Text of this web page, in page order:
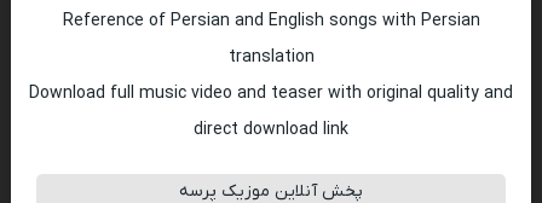
Reference of Persian and English songs with Persian
translation
Download full music video and teaser with original quality and
direct download link
پخش آنلاین موزیک پرسه